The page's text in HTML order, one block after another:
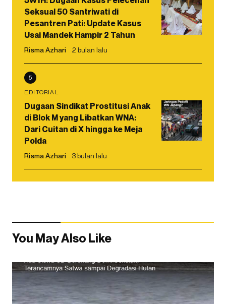
Seksual 50 Santriwati di
Pesantren Pati: Update Kasus
Usai Mandek Hampir 2 Tahun
Risma Azhari 2 bulan lalu
5
EDITORIAL
Dugaan Sindikat Prostitusi Anak
di Blok M yang Libatkan WNA:
Dari Cuitan di X hingga ke Meja
Polda
Risma Azhari 3 bulan lalu
You May Also Like